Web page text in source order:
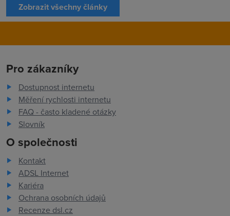
Zobrazit všechny články
Pro zákazníky
Dostupnost internetu
Měření rychlosti internetu
FAQ - často kladené otázky
Slovník
O společnosti
Kontakt
ADSL Internet
Kariéra
Ochrana osobních údajů
Recenze dsl.cz